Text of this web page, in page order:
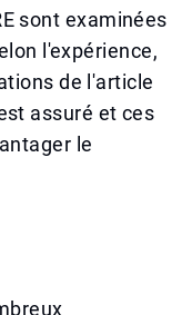
sont examinées
l'expérience,
de l'article
assuré et ces
le